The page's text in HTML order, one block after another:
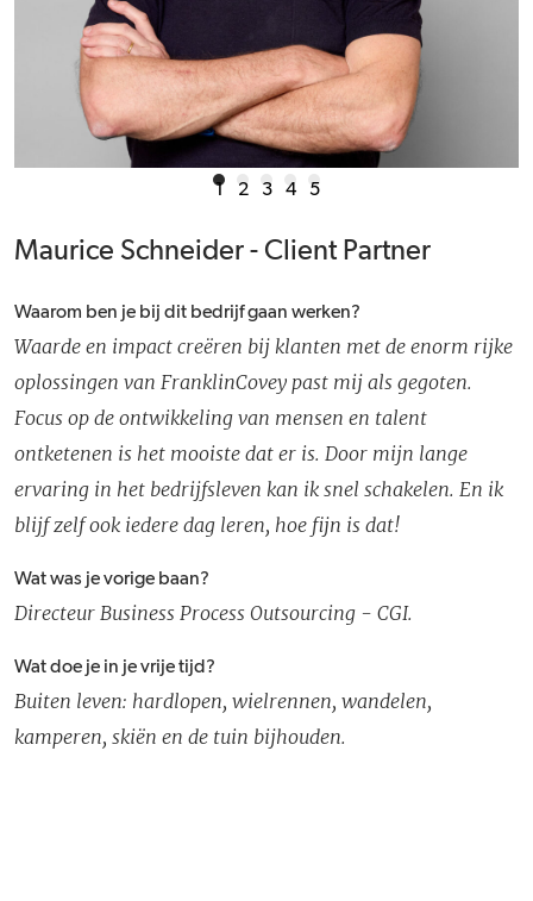
1 2 3 4 5
Maurice Schneider - Client Partner
Waarom ben je bij dit bedrijf gaan werken?
Waarde en impact creëren bij klanten met de enorm rijke
oplossingen van FranklinCovey past mij als gegoten.
Focus op de ontwikkeling van mensen en talent
ontketenen is het mooiste dat er is. Door mijn lange
ervaring in het bedrijfsleven kan ik snel schakelen. En ik
blijf zelf ook iedere dag leren, hoe fijn is dat!
Wat was je vorige baan?
Directeur Business Process Outsourcing - CGI.
Wat doe je in je vrije tijd?
Buiten leven: hardlopen, wielrennen, wandelen,
kamperen, skiën en de tuin bijhouden.